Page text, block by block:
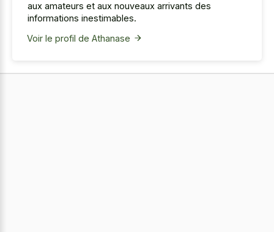
aux amateurs et aux nouveaux arrivants des
informations inestimables.
Voir le profil de Athanase